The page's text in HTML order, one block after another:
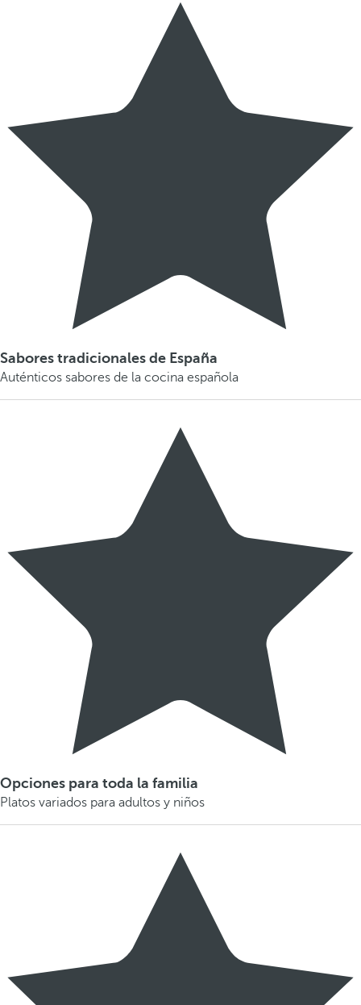
Sabores tradicionales de España
Auténticos sabores de la cocina española
Opciones para toda la familia
Platos variados para adultos y niños